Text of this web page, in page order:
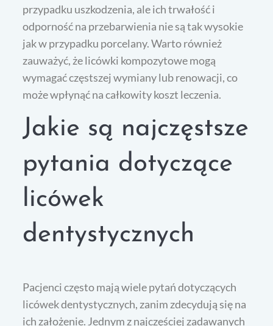
przypadku uszkodzenia, ale ich trwałość i
odporność na przebarwienia nie są tak wysokie
jak w przypadku porcelany. Warto również
zauważyć, że licówki kompozytowe mogą
wymagać częstszej wymiany lub renowacji, co
może wpłynąć na całkowity koszt leczenia.
Jakie są najczęstsze
pytania dotyczące
licówek
dentystycznych
Pacjenci często mają wiele pytań dotyczących
licówek dentystycznych, zanim zdecydują się na
ich założenie. Jednym z najczęściej zadawanych